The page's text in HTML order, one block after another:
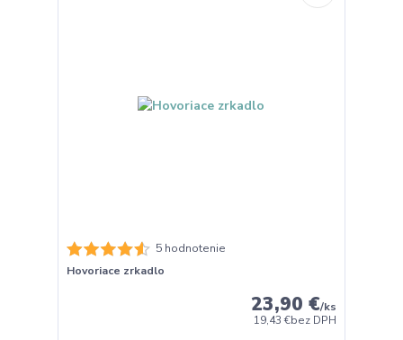
5 hodnotenie
Hovoriace zrkadlo
23,90 €/ks
19,43 €bez DPH